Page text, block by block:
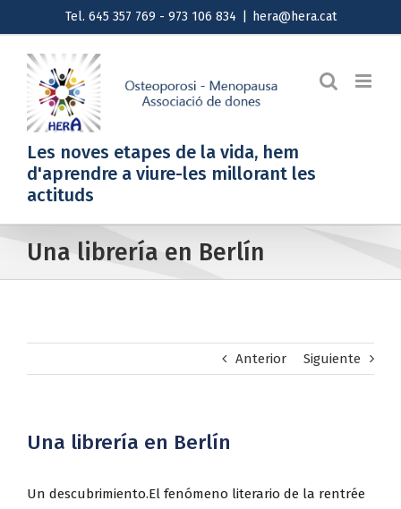
al
contenido
Tel. 645 357 769 - 973 106 834 hera@hera.cat
Les noves etapes de la vida, hem
d'aprendre a viure-les millorant les
actituds
Una librería en Berlín
Anterior Siguiente
Una librería en Berlín
Un descubrimiento.El fenómeno literario de la rentrée